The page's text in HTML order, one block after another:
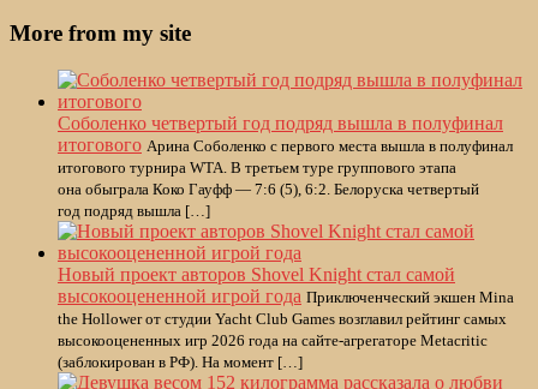
More from my site
Соболенко четвертый год подряд вышла в полуфинал
итогового Арина Соболенко с первого места вышла в полуфинал
итогового турнира WTA. В третьем туре группового этапа
она обыграла Коко Гауфф — 7:6 (5), 6:2. Белоруска четвертый
год подряд вышла […]
Новый проект авторов Shovel Knight стал самой
высокооцененной игрой года Приключенческий экшен Mina
the Hollower от студии Yacht Club Games возглавил рейтинг самых
высокооцененных игр 2026 года на сайте-агрегаторе Metacritic
(заблокирован в РФ). На момент […]